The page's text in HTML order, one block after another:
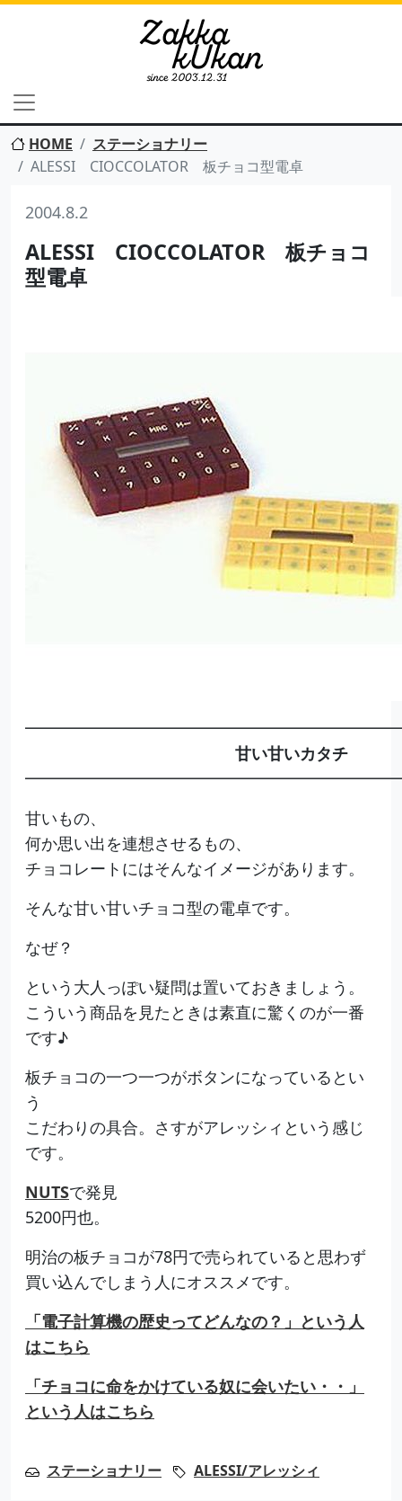
HOME
ステーショナリー
ALESSI CIOCCOLATOR 板チョコ型電卓
2004.8.2
ALESSI CIOCCOLATOR 板チョコ
型電卓
甘い甘いカタチ
甘いもの、
何か思い出を連想させるもの、
チョコレートにはそんなイメージがあります。
そんな甘い甘いチョコ型の電卓です。
なぜ？
という大人っぽい疑問は置いておきましょう。
こういう商品を見たときは素直に驚くのが一番
です♪
板チョコの一つ一つがボタンになっているとい
う
こだわりの具合。さすがアレッシィという感じ
です。
NUTSで発見
5200円也。
明治の板チョコが78円で売られていると思わず
買い込んでしまう人にオススメです。
「電子計算機の歴史ってどんなの？」という人
はこちら
「チョコに命をかけている奴に会いたい・・」
という人はこちら
ステーショナリー ALESSI/アレッシィ